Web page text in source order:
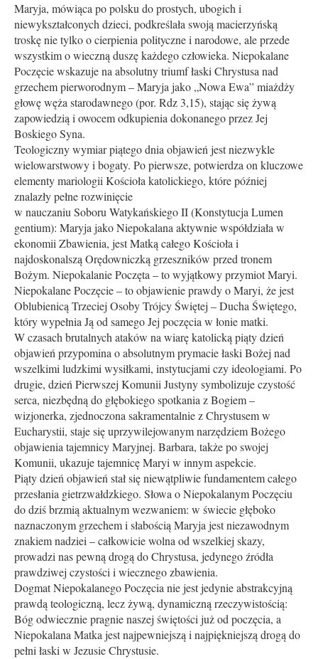
Maryja, mówiąca po polsku do prostych, ubogich i
niewykształconych dzieci, podkreślała swoją macierzyńską
troskę nie tylko o cierpienia polityczne i narodowe, ale przede
wszystkim o wieczną duszę każdego człowieka. Niepokalane
Poczęcie wskazuje na absolutny triumf łaski Chrystusa nad
grzechem pierworodnym – Maryja jako „Nowa Ewa” miażdży
głowę węża starodawnego (por. Rdz 3,15), stając się żywą
zapowiedzią i owocem odkupienia dokonanego przez Jej
Boskiego Syna.
Teologiczny wymiar piątego dnia objawień jest niezwykle
wielowarstwowy i bogaty. Po pierwsze, potwierdza on kluczowe
elementy mariologii Kościoła katolickiego, które później
znalazły pełne rozwinięcie
w nauczaniu Soboru Watykańskiego II (Konstytucja Lumen
gentium): Maryja jako Niepokalana aktywnie współdziała w
ekonomii Zbawienia, jest Matką całego Kościoła i
najdoskonalszą Orędowniczką grzeszników przed tronem
Bożym. Niepokalanie Poczęta – to wyjątkowy przymiot Maryi.
Niepokalane Poczęcie – to objawienie prawdy o Maryi, że jest
Oblubienicą Trzeciej Osoby Trójcy Świętej – Ducha Świętego,
któ­ry wypełnia Ją od samego Jej poczęcia w łonie matki.
W czasach brutalnych ataków na wiarę katolicką piąty dzień
objawień przypomina o absolutnym prymacie łaski Bożej nad
wszelkimi ludzkimi wysiłkami, instytucjami czy ideologiami. Po
drugie, dzień Pierwszej Komunii Justyny symbolizuje czystość
serca, niezbędną do głębokiego spotkania z Bogiem –
wizjonerka, zjednoczona sakramentalnie z Chrystusem w
Eucharystii, staje się uprzywilejowanym narzędziem Bożego
objawienia tajemnicy Maryjnej. Barbara, także po swojej
Komunii, ukazuje tajemnicę Maryi w innym aspekcie.
Piąty dzień objawień stał się niewątpliwie fundamentem całego
przesłania gietrzwałdzkiego. Słowa o Niepokalanym Poczęciu
do dziś brzmią aktualnym wezwaniem: w świecie głęboko
naznaczonym grzechem i słabością Maryja jest niezawodnym
znakiem nadziei – całkowicie wolna od wszelkiej skazy,
prowadzi nas pewną drogą do Chrystusa, jedynego źródła
prawdziwej czystości i wiecznego zbawienia.
Dogmat Niepokalanego Poczęcia nie jest jedynie abstrakcyjną
prawdą teologiczną, lecz żywą, dynamiczną rzeczywistością:
Bóg odwiecznie pragnie naszej świętości już od poczęcia, a
Niepokalana Matka jest najpewniejszą i najpiękniejszą drogą do
pełni łaski w Jezusie Chrystusie.